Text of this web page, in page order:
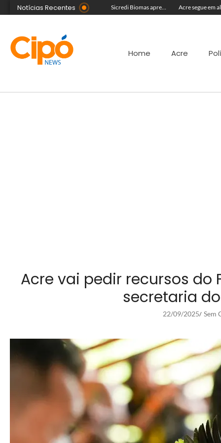
Notícias Recentes
Com equipe reforçada no Agosto Lilás, Delegacia da Mulher intensifica prisões e reduz acervo de inquéritos no Juruá Sicredi Biomas apresenta na Expoacre crédito do Plano Safra voltado às mulheres
Home Acre
Acre vai pedir recursos do
secretaria
22/09/2025/ Sem